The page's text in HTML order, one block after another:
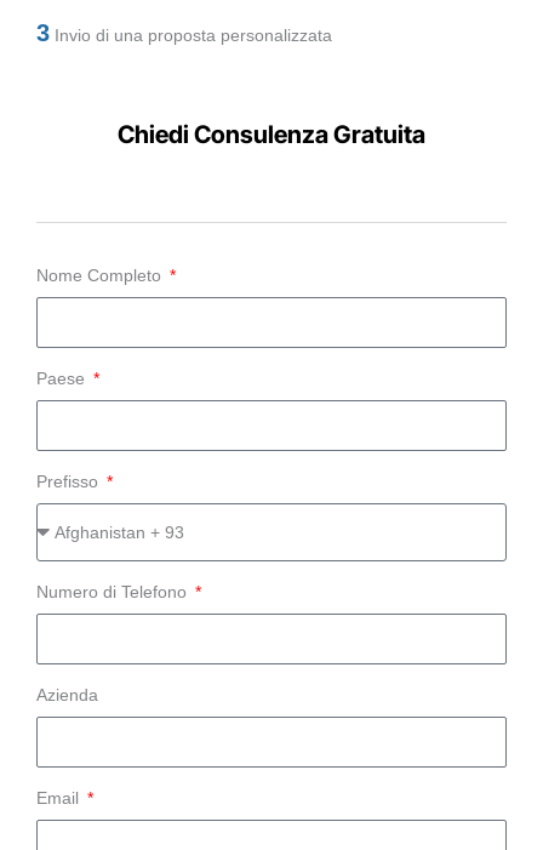
3 Invio di una proposta personalizzata
Chiedi Consulenza Gratuita
Nome Completo
Paese
Prefisso
Numero di Telefono
Azienda
Email